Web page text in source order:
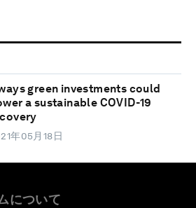
green investments could
a sustainable COVID-19
年05月18日
について